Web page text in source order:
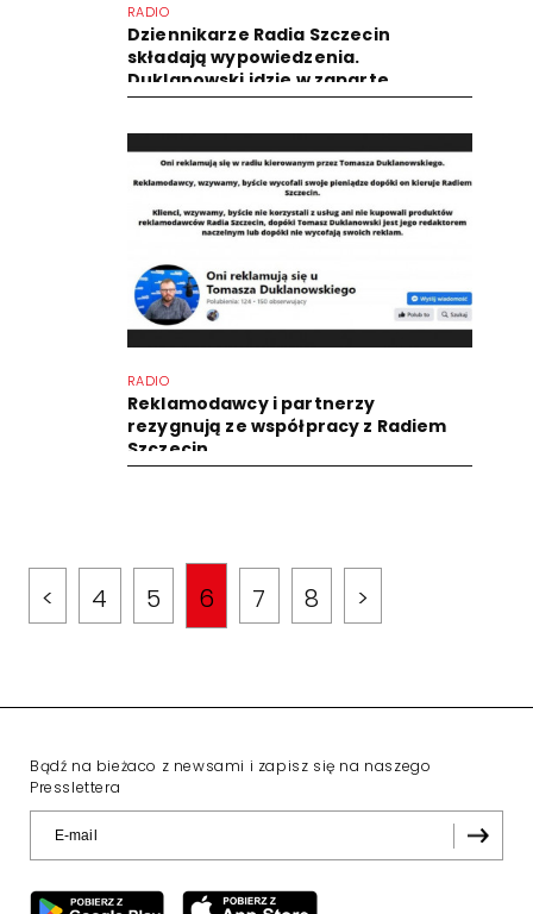
RADIO
Dziennikarze Radia Szczecin
składają wypowiedzenia.
Duklanowski idzie w zaparte
RADIO
Reklamodawcy i partnerzy
rezygnują ze współpracy z Radiem
Szczecin
< 4 5 6 7 8 >
Bądź na bieżaco z newsami i zapisz się na naszego
Presslettera